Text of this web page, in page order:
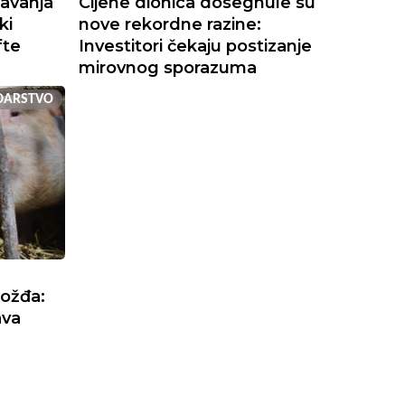
nove rekordne razine:
Investitori čekaju postizanje
mirovnog sporazuma